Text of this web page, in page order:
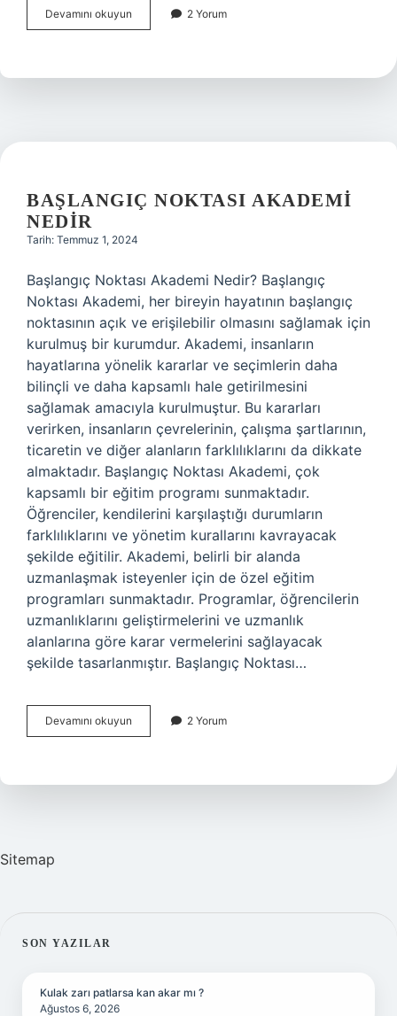
Devamını okuyun
diploma
2 Yorum
BAŞLANGIÇ NOKTASI AKADEMI
NEDIR
Tarih: Temmuz 1, 2024
Başlangıç Noktası Akademi Nedir? Başlangıç
Noktası Akademi, her bireyin hayatının başlangıç
noktasının açık ve erişilebilir olmasını sağlamak için
kurulmuş bir kurumdur. Akademi, insanların
hayatlarına yönelik kararlar ve seçimlerin daha
bilinçli ve daha kapsamlı hale getirilmesini
sağlamak amacıyla kurulmuştur. Bu kararları
verirken, insanların çevrelerinin, çalışma şartlarının,
ticaretin ve diğer alanların farklılıklarını da dikkate
almaktadır. Başlangıç Noktası Akademi, çok
kapsamlı bir eğitim programı sunmaktadır.
Öğrenciler, kendilerini karşılaştığı durumların
farklılıklarını ve yönetim kurallarını kavrayacak
şekilde eğitilir. Akademi, belirli bir alanda
uzmanlaşmak isteyenler için de özel eğitim
programları sunmaktadır. Programlar, öğrencilerin
uzmanlıklarını geliştirmelerini ve uzmanlık
alanlarına göre karar vermelerini sağlayacak
şekilde tasarlanmıştır. Başlangıç Noktası…
Devamını okuyun Başlangıç
noktası
2 Yorum
Sitemap
SIDEBAR
SON YAZILAR
Kulak zarı patlarsa kan akar mı ?
Ağustos 6, 2026